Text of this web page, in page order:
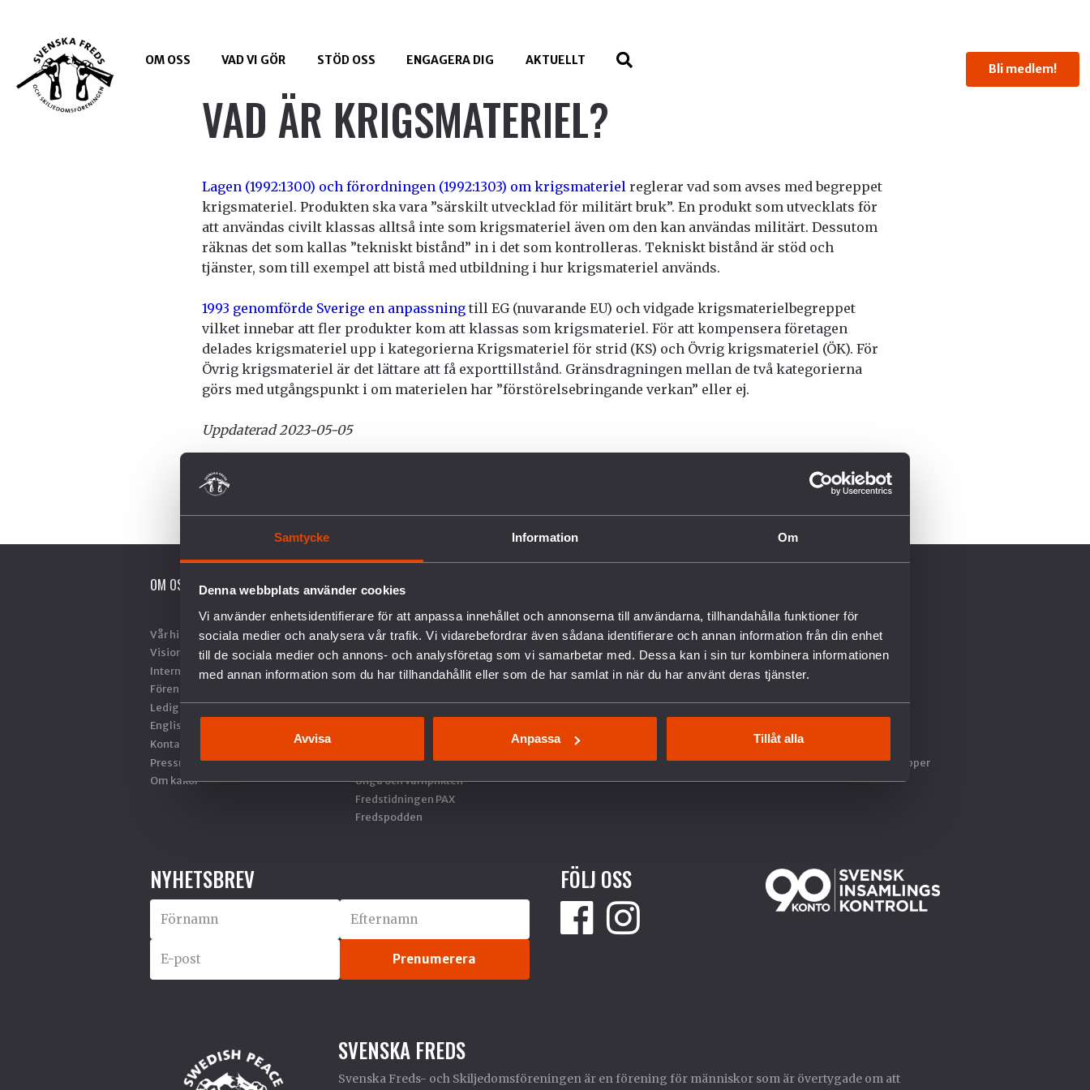
Samtycke Information Om
Denna webbplats använder cookies
Vi använder enhetsidentifierare för att anpassa innehållet och annonserna till användarna, tillhandahålla funktioner för
sociala medier och analysera vår trafik. Vi vidarebefordrar även sådana identifierare och annan information från din enhet
till de sociala medier och annons- och analysföretag som vi samarbetar med. Dessa kan i sin tur kombinera informationen
med annan information som du har tillhandahållit eller som de har samlat in när du har använt deras tjänster.
Avvisa Anpassa Tillåt alla
OM OSS VAD VI GÖR STÖD OSS ENGAGERA DIG AKTUELLT
Bli medlem!
VAD ÄR KRIGSMATERIEL?
Lagen (1992:1300) och förordningen (1992:1303) om krigsmateriel reglerar vad som avses med begreppet
krigsmateriel. Produkten ska vara ”särskilt utvecklad för militärt bruk”. En produkt som utvecklats för
att användas civilt klassas alltså inte som krigsmateriel även om den kan användas militärt. Dessutom
räknas det som kallas ”tekniskt bistånd” in i det som kontrolleras. Tekniskt bistånd är stöd och
tjänster, som till exempel att bistå med utbildning i hur krigsmateriel används.
1993 genomförde Sverige en anpassningtill EG (nuvarande EU) och vidgade krigsmaterielbegreppet
vilket innebar att fler produkter kom att klassas som krigsmateriel. För att kompensera företagen
delades krigsmateriel upp i kategorierna Krigsmateriel för strid (KS) och Övrig krigsmateriel (ÖK). För
Övrig krigsmateriel är det lättare att få exporttillstånd. Gränsdragningen mellan de två kategorierna
görs med utgångspunkt i om materielen har ”förstörelsebringande verkan” eller ej.
Uppdaterad 2023-05-05
OM OSS
Vår historia
Vision & Uppdrag
Internationella nätverk
Föreningsinformation
Lediga tjänster
English
Kontakt
Pressrum
Om kakor
VAD VI GÖR
Arbete mot vapenexport
Nedrustning
Sverige och Nato
Rysslands krig i Ukraina
Försvars- och säkerhetspolitik
Unga och värnplikten
Fredstidningen PAX
Fredspodden
Bli medlem
Ge en gåva
Gåvoshop
Skänk en minnesgåva
Fler sätt att ge
SWISH 901 08 51
Aldrig mer kärnvapen
CALL FOR PEACE
Kalendarium
Boka föreläsning
Sök stöd ur våra fonder
Lokalföreningar & Fredsgrupper
NYHETSBREV FÖLJ OSS
SVENSKA FREDS
Svenska Freds- och Skiljedomsföreningen är en förening för människor som är övertygade om att